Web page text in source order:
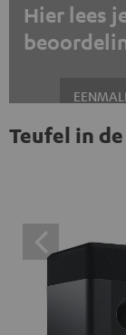
Hier lees
Altijd externe
externe
inhoud te
inhoud te zien
gegevens
van derden.
Teufel in